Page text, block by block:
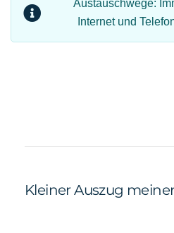
Austauschwege:
Internet und
Kleiner Auszug